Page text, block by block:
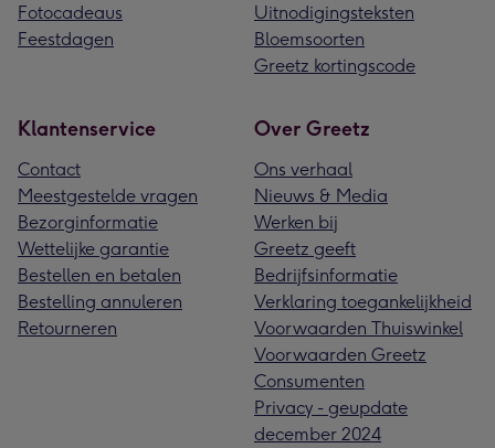
Fotocadeaus
Feestdagen
Uitnodigingsteksten
Bloemsoorten
Greetz kortingscode
Klantenservice
Contact
Meestgestelde vragen
Bezorginformatie
Wettelijke garantie
Bestellen en betalen
Bestelling annuleren
Retourneren
Over Greetz
Ons verhaal
Nieuws & Media
Werken bij
Greetz geeft
Bedrijfsinformatie
Verklaring toegankelijkheid
Voorwaarden Thuiswinkel
Voorwaarden Greetz
Consumenten
Privacy - geupdate
december 2024